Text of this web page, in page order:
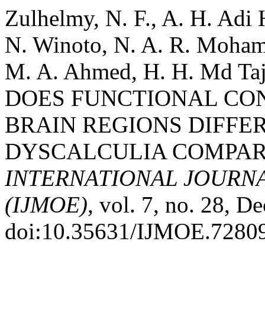
Zulhelmy, N. F., A. H. Adi
N. Winoto, N. A. R.
M. A. Ahmed, H. H. Md
DOES FUNCTIONAL
BRAIN REGIONS
DYSCALCULIA
INTERNATIONAL
(IJMOE), vol. 7, no. 28,
doi:10.35631/